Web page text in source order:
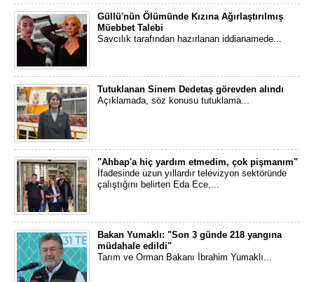
Güllü'nün Ölümünde Kızına Ağırlaştırılmış
Müebbet Talebi
Savcılık tarafından hazırlanan iddianamede...
Tutuklanan Sinem Dedetaş görevden alındı
Açıklamada, söz konusu tutuklama...
"Ahbap'a hiç yardım etmedim, çok pişmanım"
İfadesinde uzun yıllardır televizyon sektöründe
çalıştığını belirten Eda Ece,...
Bakan Yumaklı: "Son 3 günde 218 yangına
müdahale edildi"
Tarım ve Orman Bakanı İbrahim Yumaklı...